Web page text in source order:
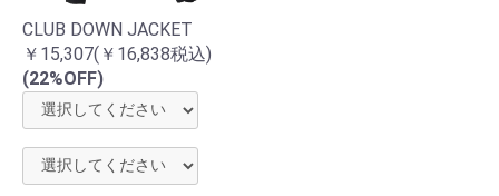
CLUB DOWN JACKET
￥15,307(￥16,838税込)
(22%OFF)